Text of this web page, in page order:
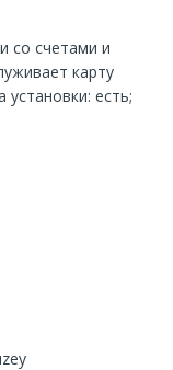
со счетами и
карту
есть;